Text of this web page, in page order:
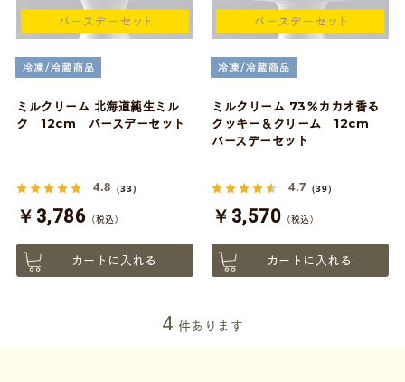
ミルクリーム 北海道純生ミル
ク 12cm バースデーセット
4.8 （33）
￥3,786 （税込）
カートに入れる
ミルクリーム 73％カカオ香る
クッキー＆クリーム 12cm
バースデーセット
4.7 （39）
￥3,570 （税込）
カートに入れる
4 件あります